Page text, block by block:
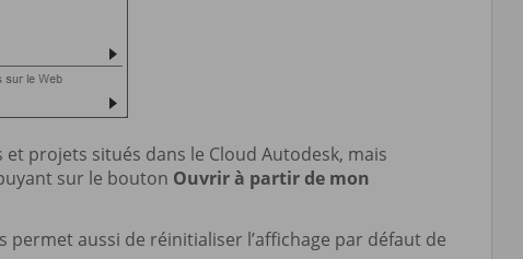
projets situés dans le Cloud Autodesk, mais
sur le bouton Ouvrir à partir de mon
permet aussi de réinitialiser l’affichage par défaut de